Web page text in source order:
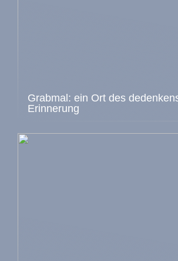
Grabmal: ein Ort des
Erinnerung